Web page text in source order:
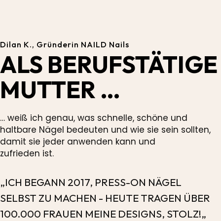
Dilan K., Gründerin NAILD Nails
ALS BERUFSTÄTIGE
MUTTER …
… weiß ich genau, was schnelle, schöne und
haltbare Nägel bedeuten und wie sie sein sollten,
damit sie jeder anwenden kann und
zufrieden ist.
„ICH BEGANN 2017, PRESS-ON NÄGEL
SELBST ZU MACHEN - HEUTE TRAGEN ÜBER
100.000 FRAUEN MEINE DESIGNS, STOLZ!„